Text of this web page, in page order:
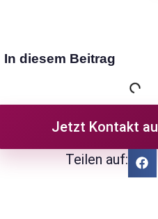
In diesem Beitrag
Jetzt Kontakt
Teilen auf: